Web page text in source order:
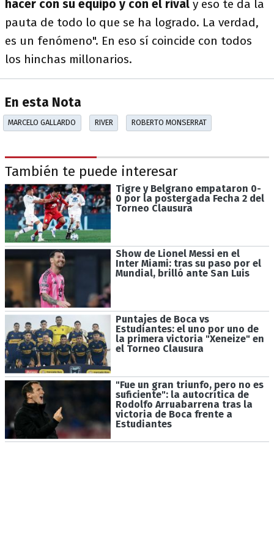
hacer con su equipo y con el rival y eso te da la
pauta de todo lo que se ha logrado. La verdad,
es un fenómeno". En eso sí coincide con todos
los hinchas millonarios.
En esta Nota
MARCELO GALLARDO RIVER ROBERTO MONSERRAT
También te puede interesar
Tigre y Belgrano empataron 0-
0 por la postergada Fecha 2 del
Torneo Clausura
Show de Lionel Messi en el
Inter Miami: tras su paso por el
Mundial, brilló ante San Luis
Puntajes de Boca vs
Estudiantes: el uno por uno de
la primera victoria "Xeneize" en
el Torneo Clausura
"Fue un gran triunfo, pero no es
suficiente": la autocrítica de
Rodolfo Arruabarrena tras la
victoria de Boca frente a
Estudiantes